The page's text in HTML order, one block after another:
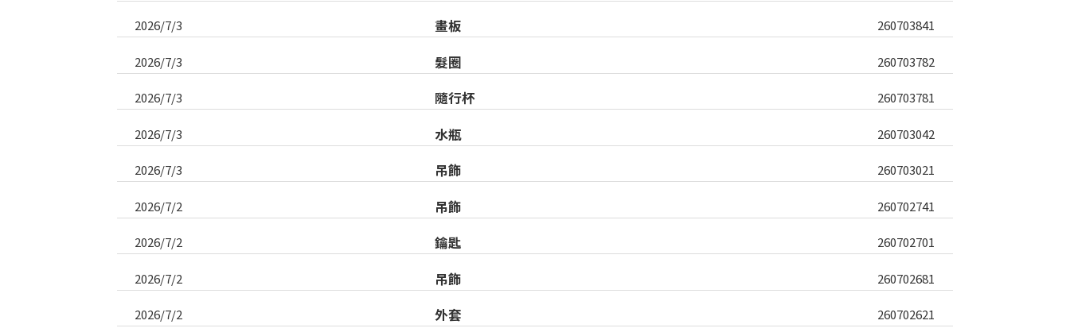
2026/7/3 畫板 260703841
2026/7/3 髮圈 260703782
2026/7/3 隨行杯 260703781
2026/7/3 水瓶 260703042
2026/7/3 吊飾 260703021
2026/7/2 吊飾 260702741
2026/7/2 鑰匙 260702701
2026/7/2 吊飾 260702681
2026/7/2 外套 260702621